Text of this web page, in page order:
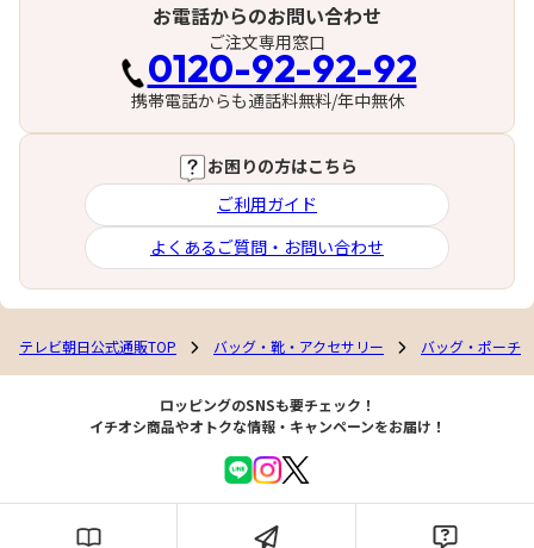
お電話からのお問い合わせ
ご注文専用窓口
0120-92-92-92
携帯電話からも通話料無料/年中無休
お困りの方はこちら
ご利用ガイド
よくあるご質問・お問い合わせ
テレビ朝日公式通販TOP バッグ・靴・アクセサリー バッグ・ポーチ
ロッピングのSNSも要チェック！
イチオシ商品やオトクな情報・キャンペーンをお届け！